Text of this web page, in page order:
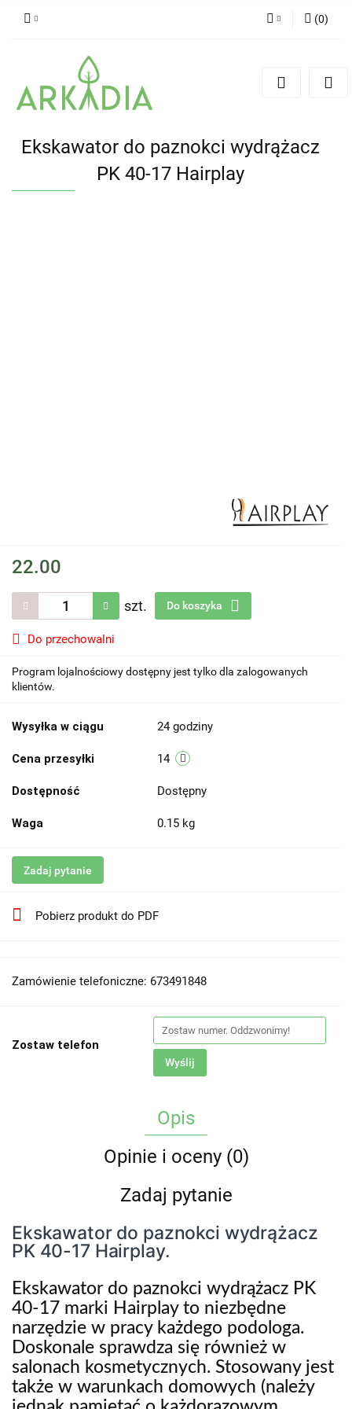
(0)
Ekskawator do paznokci wydrążacz
PK 40-17 Hairplay
22.00
szt. Do koszyka
Do przechowalni
Program lojalnościowy dostępny jest tylko dla zalogowanych
klientów.
Wysyłka w ciągu 24 godziny
Cena przesyłki 14
Dostępność Dostępny
Waga 0.15 kg
Zadaj pytanie
Pobierz produkt do PDF
Zamówienie telefoniczne: 673491848
Zostaw telefon
Wyślij
Opis
Opinie i oceny (0)
Zadaj pytanie
Ekskawator do paznokci wydrążacz
PK 40-17 Hairplay.
Ekskawator do paznokci wydrążacz PK
40-17 marki Hairplay to niezbędne
narzędzie w pracy każdego podologa.
Doskonale sprawdza się również w
salonach kosmetycznych. Stosowany jest
także w warunkach domowych (należy